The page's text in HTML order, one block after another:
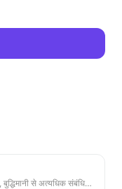
वर्तमान वेबपृष्ठ की शैक्षणिक सामग्री के आधार पर, बुद्धिमानी से अत्यधिक संबंधित अन्य पत्रों और अनुसंधानों की सिफारिश करें। विषय समानता और अनुसंधान विधियों का विश्लेषण करने के लिए उन्नत एल्गोरिदम का उपयोग करें, उपयोगकर्ताओं को पढ़ने का विस्तार करने और वेबपृष्ठ में चर्चा किए गए शैक्षणिक मुद्दों को गहराई से समझने में मदद करें।